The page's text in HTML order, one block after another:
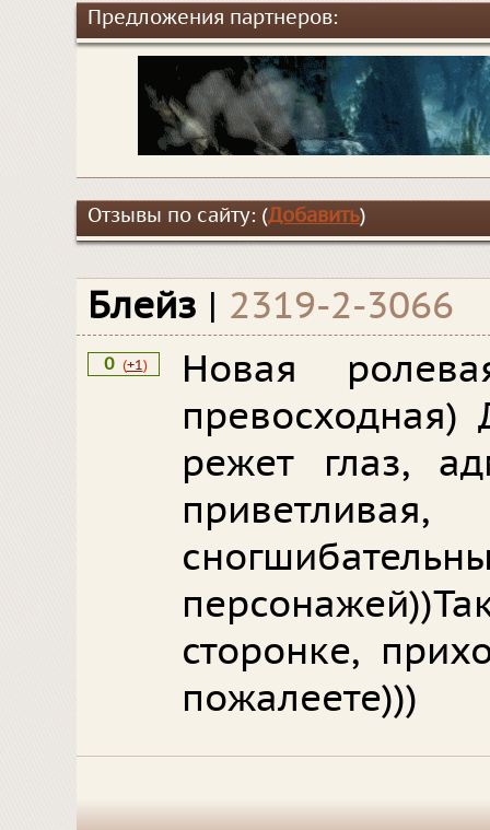
Предложения партнеров:
Отзывы по сайту: (Добавить)
Блейз | 2319-2-3066
0 (+1)
Новая
превосходная)
режет глаз,
сторонке,
пожалеете)))